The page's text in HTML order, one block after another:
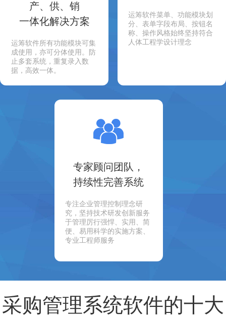
产、供、销
一体化解决方案
运筹软件所有功能模块可集
成使用，亦可分体使用。防
止多套系统，重复录入数
据，高效一体。
运筹软件菜单、功能模块划
分、表单字段布局、按钮名
称、操作风格始终坚持符合
人体工程学设计理念
专家顾问团队，
持续性完善系统
专注企业管理控制理念研
究，坚持技术研发创新服务
于管理厉行强悍、实用、简
便、易用科学的实施方案、
专业工程师服务
采购管理系统软件的十大